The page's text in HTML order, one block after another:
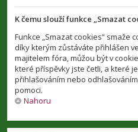
K čemu slouží funkce „Smazat
Funkce „Smazat cookies“ smaže
díky kterým zůstáváte přihlášen
majitelem fóra, můžou být v
které příspěvky jste četli, a které
přihlašováním nebo
pomoci.
Nahoru